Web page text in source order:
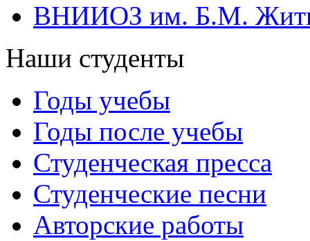
ВНИИОЗ им. Б.М.
Наши студенты
Годы учебы
Годы после учебы
Студенческая пресса
Студенческие песни
Авторские работы